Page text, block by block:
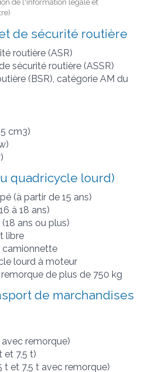
de l'information légale et
de sécurité routière
routière (ASR)
sécurité routière (ASSR)
(BSR), catégorie AM du
cm3)
quadricycle lourd)
(à partir de 15 ans)
à 18 ans)
ans ou plus)
libre
camionnette
lourd à moteur
remorque de plus de 750 kg
de marchandises
avec remorque)
et 7,5 t)
t et 7,5 t avec remorque)